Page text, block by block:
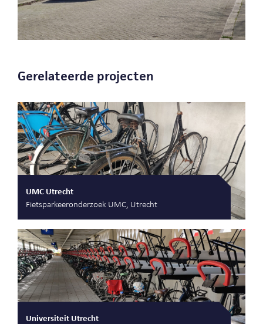
Gerelateerde projecten
UMC Utrecht
Fietsparkeeronderzoek UMC, Utrecht
Universiteit Utrecht